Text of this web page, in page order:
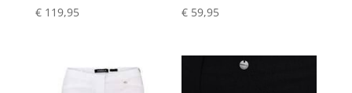
€119,95
€ 59,95